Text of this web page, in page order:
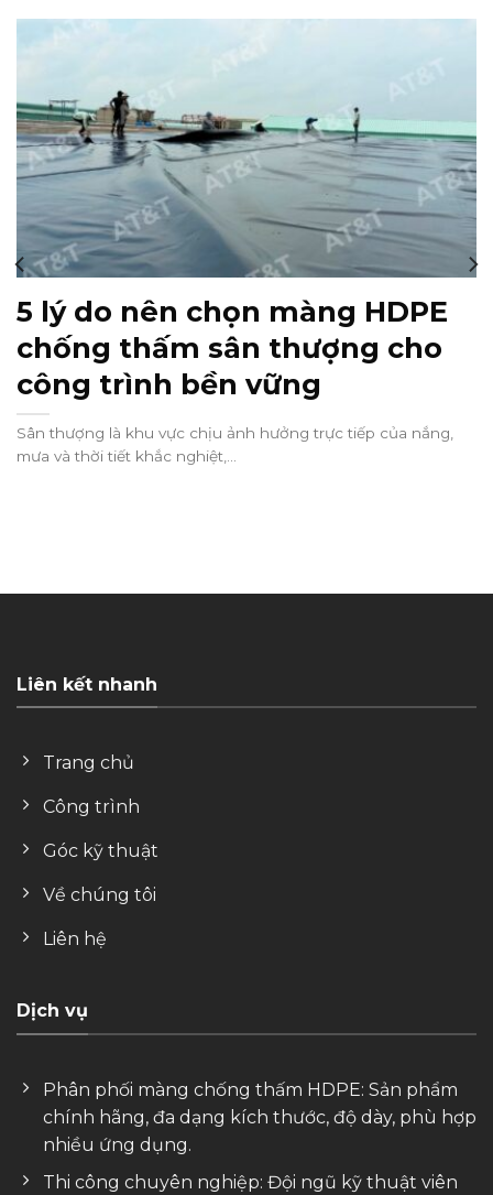
5 lý do nên chọn màng HDPE
chống thấm sân thượng cho
công trình bền vững
Sân thượng là khu vực chịu ảnh hưởng trực tiếp của nắng,
mưa và thời tiết khắc nghiệt,...
Liên kết nhanh
Trang chủ
Công trình
Góc kỹ thuật
Về chúng tôi
Liên hệ
Dịch vụ
Phân phối màng chống thấm HDPE: Sản phẩm
chính hãng, đa dạng kích thước, độ dày, phù hợp
nhiều ứng dụng.
Thi công chuyên nghiệp: Đội ngũ kỹ thuật viên